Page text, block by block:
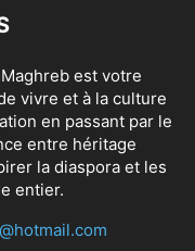
est votre
vivre et à la culture
en passant par le
entre héritage
la diaspora et les
entier.